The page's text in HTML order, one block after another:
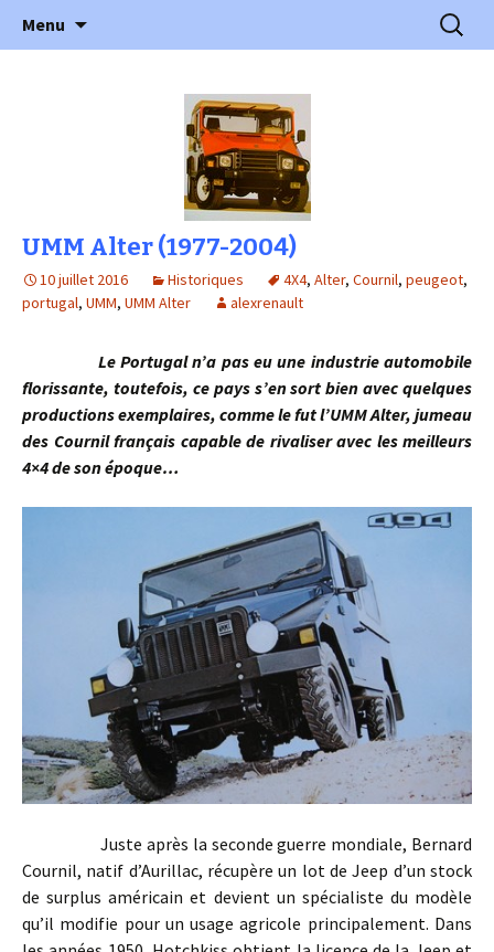
l'Automobile Ancienne
l'automobile ancienne : articles, historiques
…
Menu
UMM Alter (1977-2004)
10 juillet 2016 Historiques 4X4, Alter, Cournil, peugeot,
portugal, UMM, UMM Alter alexrenault
Le Portugal n’a pas eu une industrie automobile
florissante, toutefois, ce pays s’en sort bien avec quelques
productions exemplaires, comme le fut l’UMM Alter, jumeau
des Cournil français capable de rivaliser avec les meilleurs
4×4 de son époque…
Juste après la seconde guerre mondiale, Bernard
Cournil, natif d’Aurillac, récupère un lot de Jeep d’un stock
de surplus américain et devient un spécialiste du modèle
qu’il modifie pour un usage agricole principalement. Dans